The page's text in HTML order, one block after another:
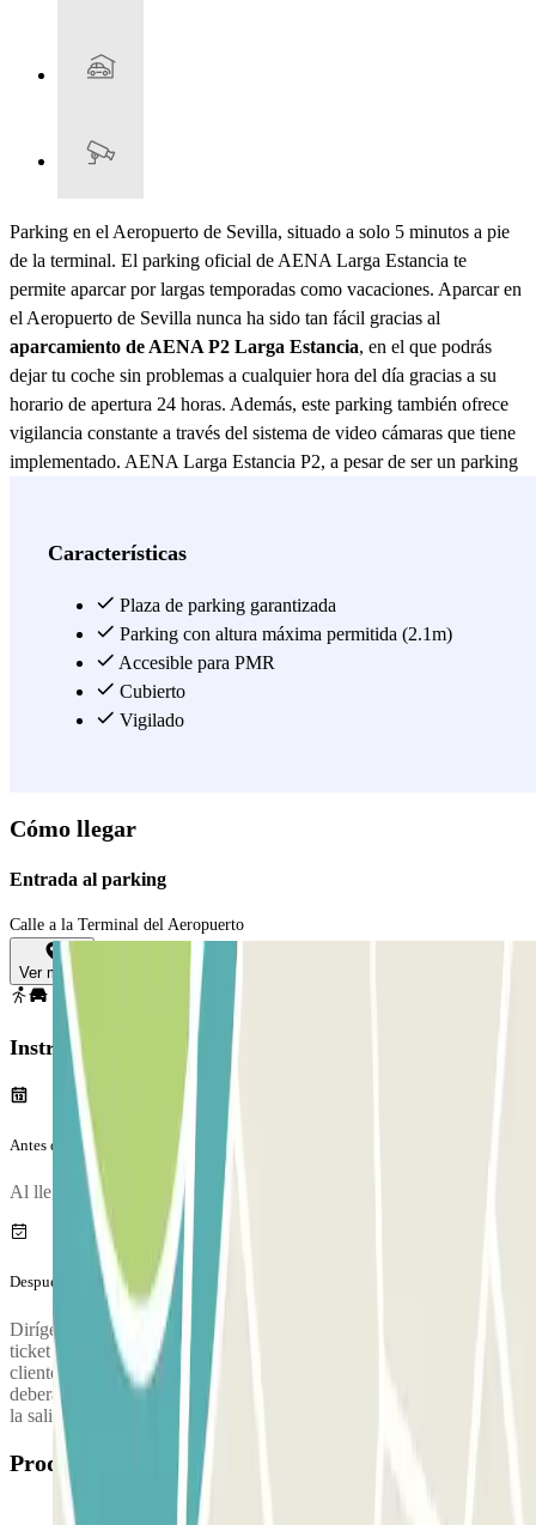
Parking en el Aeropuerto de Sevilla, situado a solo 5 minutos a pie
de la terminal. El parking oficial de AENA Larga Estancia te
permite aparcar por largas temporadas como vacaciones. Aparcar en
el Aeropuerto de Sevilla nunca ha sido tan fácil gracias al
aparcamiento de AENA P2 Larga Estancia, en el que podrás
dejar tu coche sin problemas a cualquier hora del día gracias a su
horario de apertura 24 horas. Además, este parking también ofrece
vigilancia constante a través del sistema de video cámaras que tiene
implementado. AENA Larga Estancia P2, a pesar de ser un parking
shuttles innecesarios y garantízate una plaza de aparcamiento en el
calidad/precio que vas a encontrar en el mercado, tratándose de un
parking oficial de aeropuerto.!Reserva tu plaza en el parking
APENA P2 Larga Estancia!
Ver más
Características
Plaza de parking garantizada
Parking con altura máxima permitida (2.1m)
Accesible para PMR
Cubierto
Vigilado
Cómo llegar
Entrada al parking
Calle a la Terminal del Aeropuerto
Ver mapa
Instrucciones
Antes de tu viaje
Al llegar al parking, para entrar, entry.method.aena
Después de tu viaje
Dirígete a la cabina de control (o cajero automático) para validar el
ticket que cogiste a la entrada.
cliente:
Solamente en caso de haber superado el tiempo de tu reserva
deberás abonar la diferencia en el parking. Después, conduce hasta
la salida con tu vehículo y utiliza este ticket para abrir la barrera.
Productos disponibles